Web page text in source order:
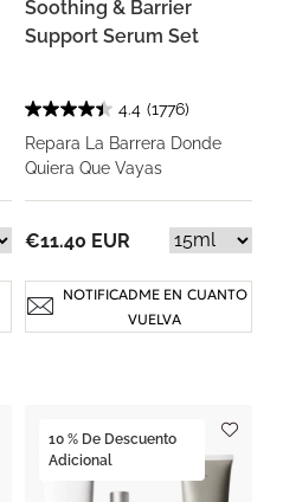
Soothing & Barrier
Support Serum Set
4.4 (1776)
Repara La Barrera Donde
Quiera Que Vayas
€11.40 EUR
NOTIFICADME EN CUANTO
VUELVA
10 % De Descuento
Adicional